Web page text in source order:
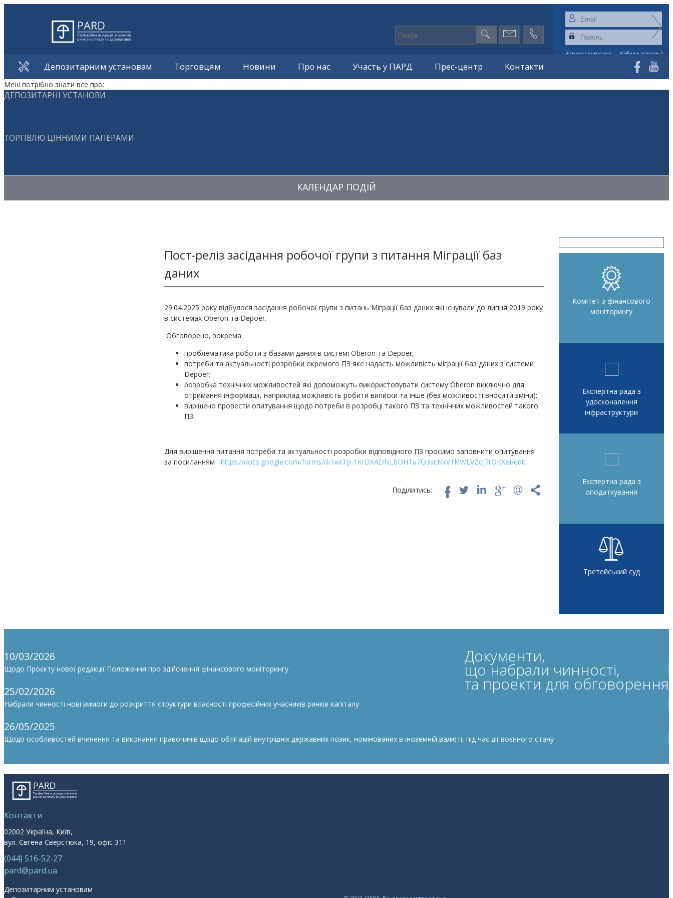
Зареєструватись Забули пароль?
Депозитарним установам Торговцям Новини Про нас Участь у ПАРД Прес-центр Контакти
Мені потрібно знати все про:
ДЕПОЗИТАРНІ УСТАНОВИ
ТОРГІВЛЮ ЦІННИМИ ПАПЕРАМИ
КАЛЕНДАР ПОДІЙ
Пост-реліз засідання робочої групи з питання Міграції баз
даних
29.04.2025 року відбулося засідання робочої групи з питань Міграції баз даних які існували до липня 2019 року
в системах Oberon та Depoer.
Обговорено, зокрема:
проблематика роботи з базами даних в системі Oberon та Depoer;
потреби та актуальності розробки окремого ПЗ яке надасть можливість міграції баз даних з системи
Depoer;
розробка технічних можливостей які допоможуть використовувати систему Oberon виключно для
отримання інформації, наприклад можливість робити виписки та інше (без можливості вносити зміни);
вирішено провести опитування щодо потреби в розробці такого ПЗ та технічних можливостей такого
ПЗ.
Для вирішення питання потреби та актуальності розробки відповідного ПЗ просимо заповнити опитування
за посиланням https://docs.google.com/forms/d/1wtTp-1KrDXADNL8OHTu7O3scNxVTklWLVZqJ7rOKXeI/edit
Поділитись:
Комітет з фінансового
моніторингу
Експертна рада з
удосконалення
інфраструктури
Експертна рада з
оподаткування
Третейський суд
Документи,
що набрали чинності,
та проекти для обговорення
10/03/2026
Щодо Проєкту нової редакції Положення про здійснення фінансового моніторингу
25/02/2026
Набрали чинності нові вимоги до розкриття структури власності професійних учасників ринків капіталу
26/05/2025
Щодо особливостей вчинення та виконання правочинів щодо облігацій внутрішніх державних позик, номінованих в іноземній валюті, під час дії воєнного стану
Контакти
02002 Україна, Київ,
вул. Євгена Сверстюка, 19, офіс 311
(044) 516-52-27
pard@pard.ua
Депозитарним установам